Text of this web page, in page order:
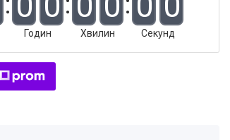
Годин Хвилин Секунд